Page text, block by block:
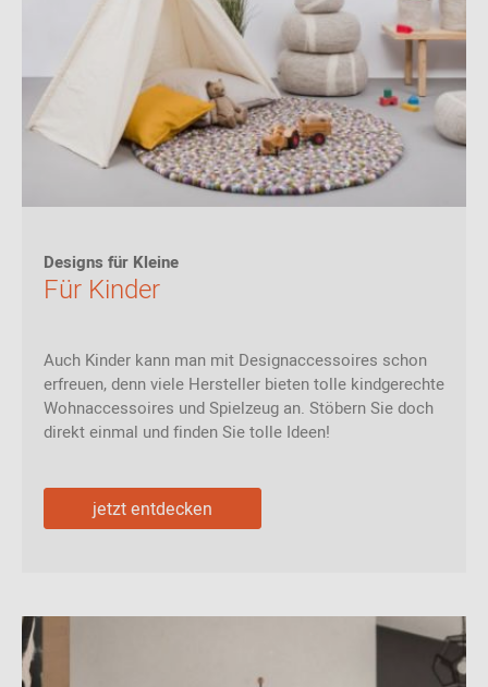
Designs für Kleine
Für Kinder
Auch Kinder kann man mit Designaccessoires schon
erfreuen, denn viele Hersteller bieten tolle kindgerechte
Wohnaccessoires und Spielzeug an. Stöbern Sie doch
direkt einmal und finden Sie tolle Ideen!
jetzt entdecken